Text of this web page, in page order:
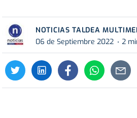
NOTICIAS TALDEA
06 de Septiembre 2022
2